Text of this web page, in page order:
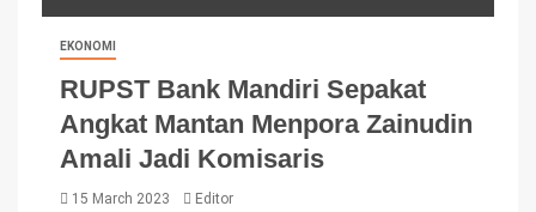
EKONOMI
RUPST Bank Mandiri Sepakat
Angkat Mantan Menpora Zainudin
Amali Jadi Komisaris
15 March 2023 Editor